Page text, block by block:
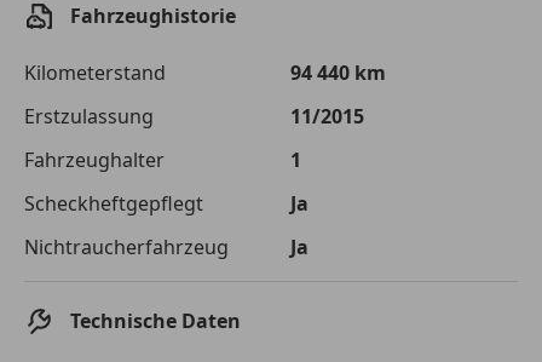
Effektivzinsatz
Sollzinssatz
7,25 %
Monatliche Rate € 82,18
von der von Ihnen gewählten Bank. Rückzahlungszeitraum 1-10
Jetzt berechnen
Fahrzeughistorie
Kilometerstand
94 440 km
Erstzulassung
11/2015
Fahrzeughalter
1
Scheckheftgepflegt
Ja
Nichtraucherfahrzeug
Ja
Technische Daten